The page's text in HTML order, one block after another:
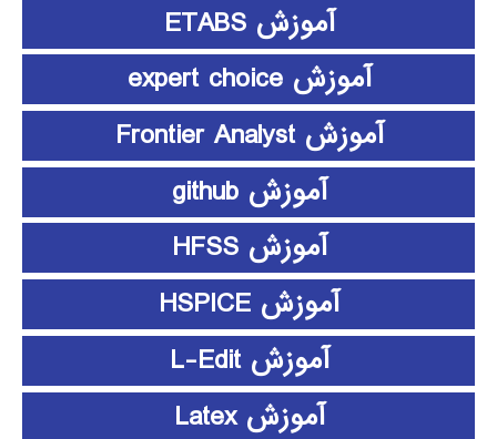
آموزش ETABS
آموزش expert choice
آموزش Frontier Analyst
آموزش github
آموزش HFSS
آموزش HSPICE
آموزش L-Edit
آموزش Latex